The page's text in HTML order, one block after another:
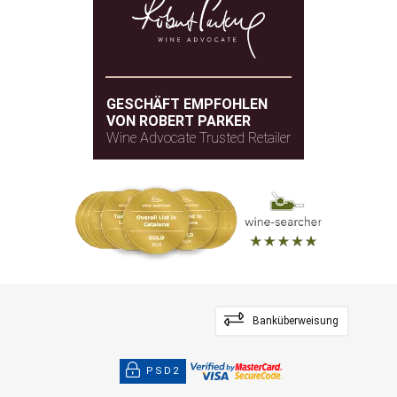
Amerikanische und
französische Eiche
Kieselsteine
GESCHÄFT EMPFOHLEN
VON ROBERT PARKER
Wine Advocate Trusted Retailer
Banküberweisung
PSD2